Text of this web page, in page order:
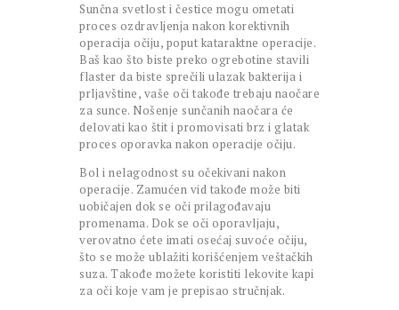
Sunčna svetlost i čestice mogu ometati
proces ozdravljenja nakon korektivnih
operacija očiju, poput kataraktne operacije.
Baš kao što biste preko ogrebotine stavili
flaster da biste sprečili ulazak bakterija i
prljavštine, vaše oči takođe trebaju naočare
za sunce. Nošenje sunčanih naočara će
delovati kao štit i promovisati brz i glatak
proces oporavka nakon operacije očiju.
Bol i nelagodnost su očekivani nakon
operacije. Zamućen vid takođe može biti
uobičajen dok se oči prilagođavaju
promenama. Dok se oči oporavljaju,
verovatno ćete imati osećaj suvoće očiju,
što se može ublažiti korišćenjem veštačkih
suza. Takođe možete koristiti lekovite kapi
za oči koje vam je prepisao stručnjak.